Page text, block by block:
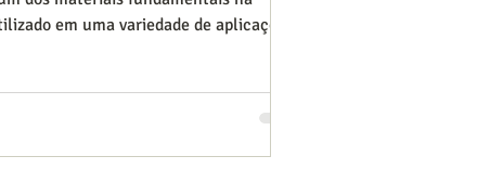
em uma variedade de aplicações,